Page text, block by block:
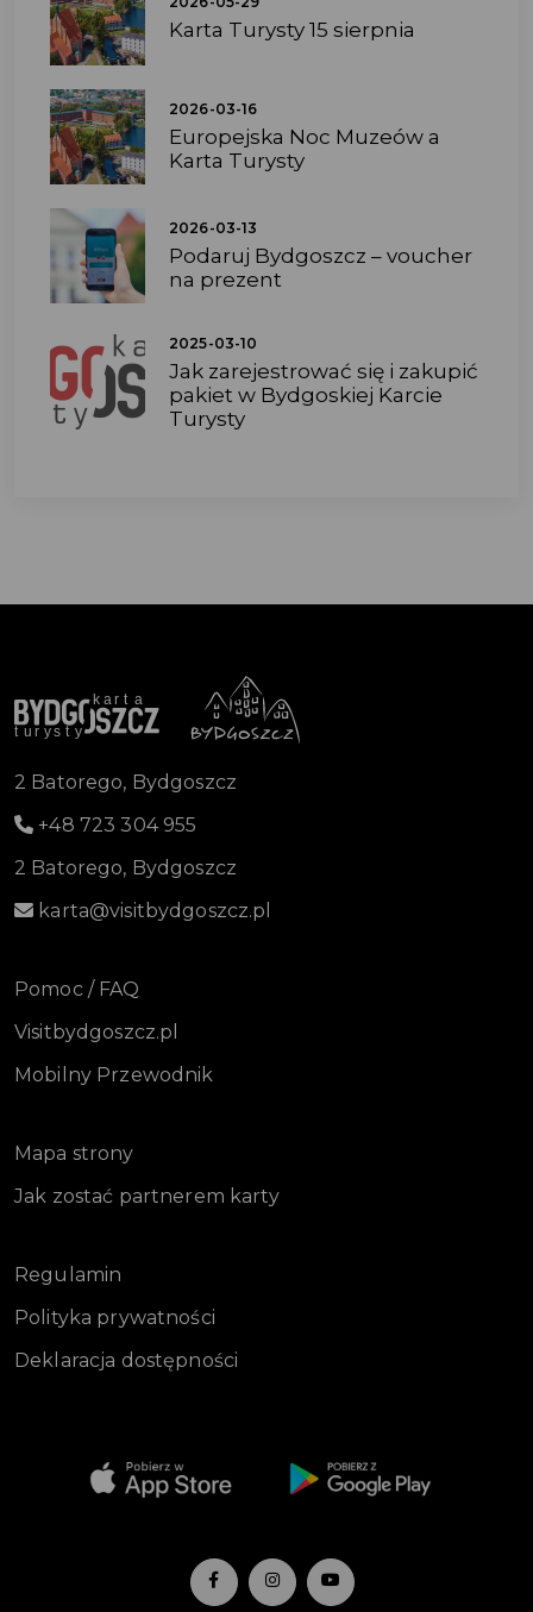
Karta Turysty 15 sierpnia
2026-03-16
Europejska Noc Muzeów a
Karta Turysty
2026-03-13
Podaruj Bydgoszcz – voucher
na prezent
2025-03-10
Jak zarejestrować się i zakupić
pakiet w Bydgoskiej Karcie
Turysty
2 Batorego, Bydgoszcz
+48 723 304 955
2 Batorego, Bydgoszcz
karta@visitbydgoszcz.pl
Pomoc / FAQ
Visitbydgoszcz.pl
Mobilny Przewodnik
Mapa strony
Jak zostać partnerem karty
Regulamin
Polityka prywatności
Deklaracja dostępności